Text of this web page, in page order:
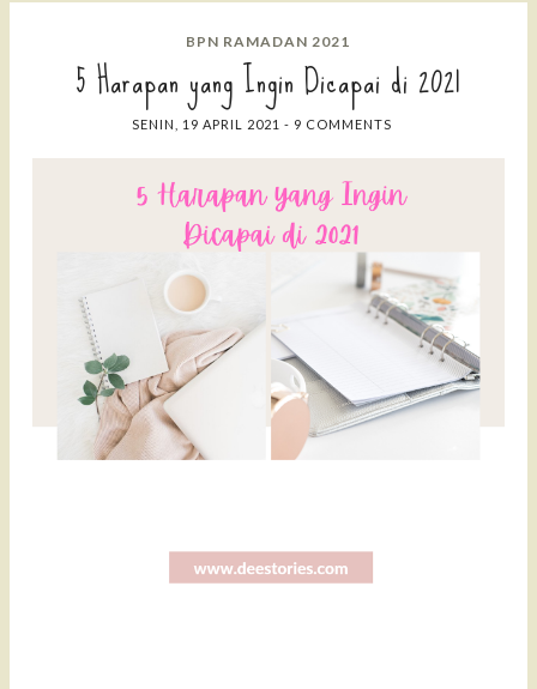
BPN RAMADAN 2021
5 Harapan yang Ingin Dicapai di 2021
SENIN, 19 APRIL 2021 - 9 COMMENTS